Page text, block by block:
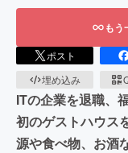
もう
ポスト
埋め込み
ITの企業を退職、
初のゲストハウス
源や食べ物、お酒